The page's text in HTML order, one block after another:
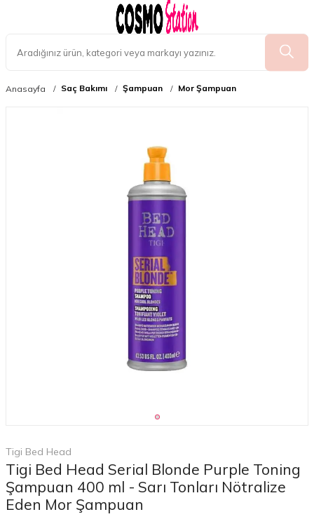
Anasayfa Saç Bakımı Şampuan Mor Şampuan
Tigi Bed Head
Tigi Bed Head Serial Blonde Purple Toning
Şampuan 400 ml - Sarı Tonları Nötralize
Eden Mor Şampuan